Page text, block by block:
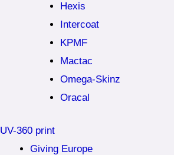
Hexis
Intercoat
KPMF
Mactac
Omega-Skinz
Oracal
UV-360 print
Giving Europe